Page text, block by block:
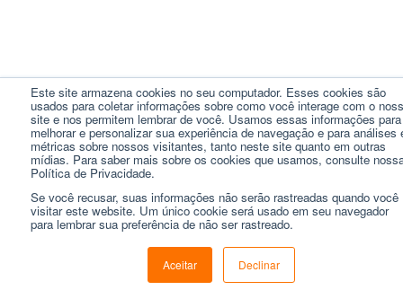
Este site armazena cookies no seu computador. Esses cookies são
usados ​​para coletar informações sobre como você interage com o
site e nos permitem lembrar de você. Usamos essas informações para
melhorar e personalizar sua experiência de navegação e para análises
métricas sobre nossos visitantes, tanto neste site quanto em outras
mídias. Para saber mais sobre os cookies que usamos, consulte
Política de Privacidade.
Se você recusar, suas informações não serão rastreadas quando você
visitar este website. Um único cookie será usado em seu navegador
para lembrar sua preferência de não ser rastreado.
Aceitar Declinar